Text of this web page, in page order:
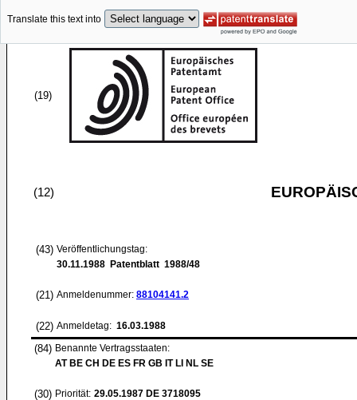
Translate this text into
(19)
(12)
(43) Veröffentlichungstag:
30.11.1988 Patentblatt 1988/48
(21) Anmeldenummer: 88104141.2
(22) Anmeldetag: 16.03.1988
(84) Benannte Vertragsstaaten:
AT BE CH DE ES FR GB IT LI NL SE
(30) Priorität: 29.05.1987 DE 3718095